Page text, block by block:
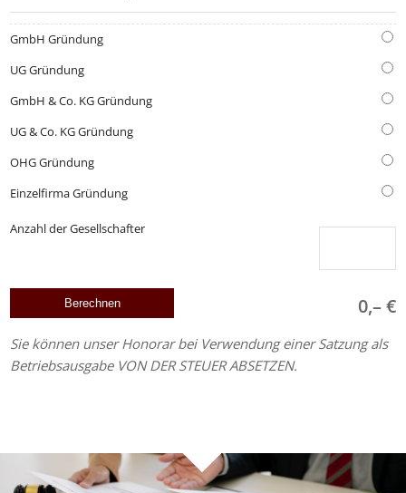
GmbH Gründung
UG Gründung
GmbH & Co. KG Gründung
UG & Co. KG Gründung
OHG Gründung
Einzelfirma Gründung
Anzahl der Gesellschafter
0,– €
Sie können unser Honorar bei Verwendung einer Satzung als
Betriebsausgabe VON DER STEUER ABSETZEN.